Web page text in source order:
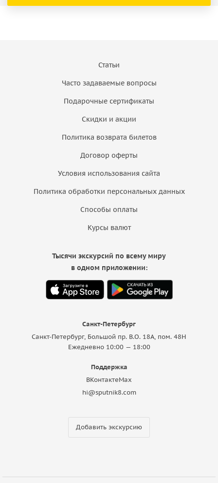
Статьи
Часто задаваемые вопросы
Подарочные сертификаты
Скидки и акции
Политика возврата билетов
Договор оферты
Условия использования сайта
Политика обработки персональных данных
Способы оплаты
Курсы валют
Санкт-Петербург
Санкт-Петербург, Большой пр. В.О. 18A, пом. 48Н
Ежедневно 10:00 — 18:00
Поддержка
ВКонтактеMax
hi@sputnik8.com
Добавить экскурсию
Тысячи экскурсий по всему миру
в одном приложении: